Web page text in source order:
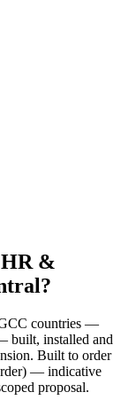
&
countries —
built, installed and
Built to order
— indicative
proposal.